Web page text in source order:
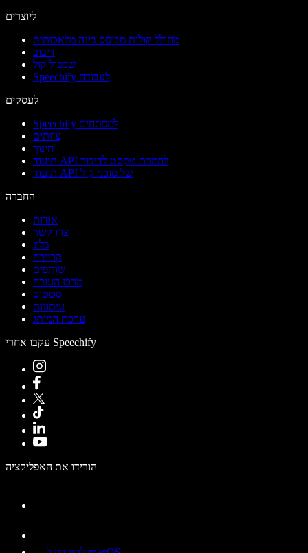
ליוצרים
מחולל קולות מבוסס בינה מלאכותית
דיבוב
שכפול קול
Speechify לעבודה
לעסקים
Speechify למפתחים
צוותים
חינוך
תיעוד API להמרת טקסט לדיבור
תיעוד API של סוכני קול
החברה
אודות
צרו קשר
בלוג
קריירה
שותפים
מרכז העזרה
סטטוס
עיתונות
ערכת המותג
עקבו אחרי Speechify
הורידו את האפליקציה